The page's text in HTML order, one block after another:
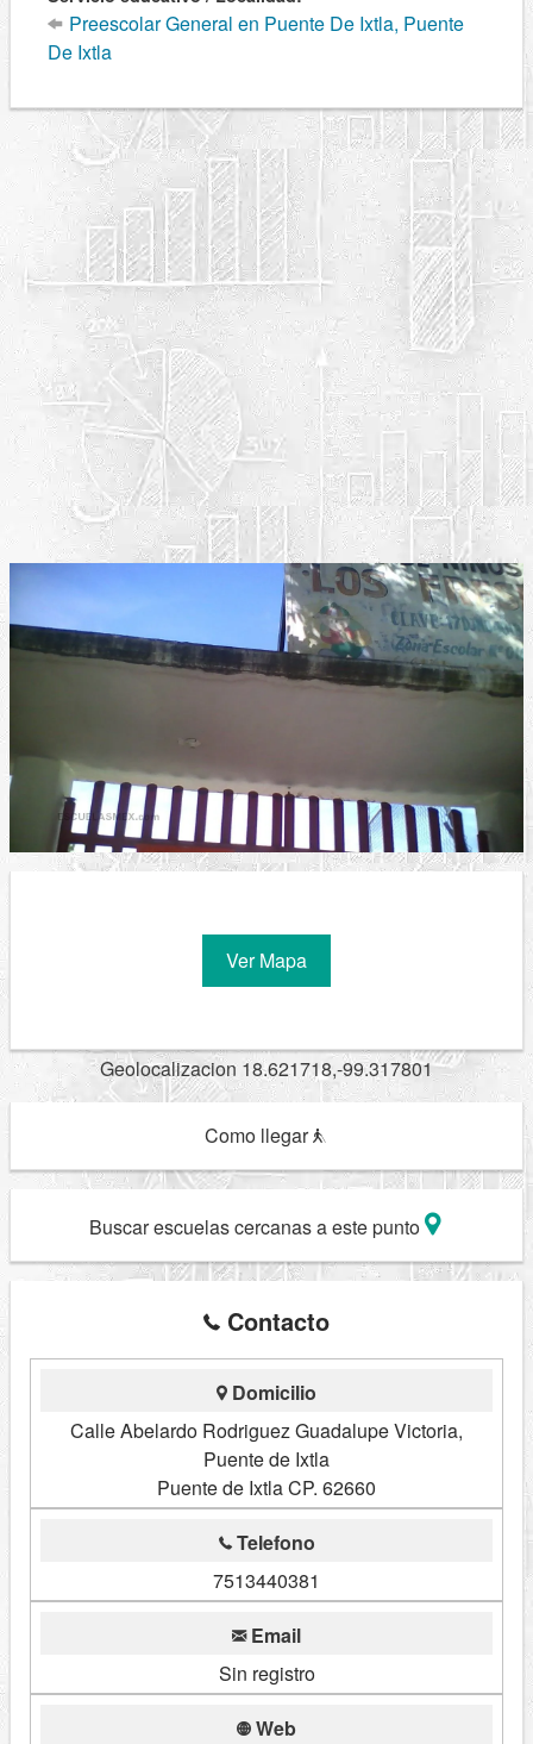
Preescolar General en Puente De Ixtla, Puente
De Ixtla
Ver Mapa
Geolocalizacion 18.621718,-99.317801
Como llegar
Buscar escuelas cercanas a este punto
Contacto
Domicilio
Calle Abelardo Rodriguez Guadalupe Victoria,
Puente de Ixtla
Puente de Ixtla CP. 62660
Telefono
7513440381
Email
Sin registro
Web